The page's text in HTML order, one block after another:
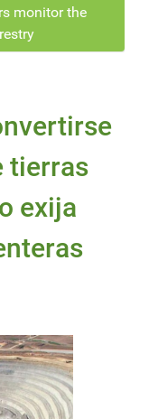
monitor the
tierras
exija